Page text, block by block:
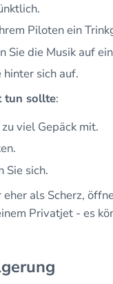
Piloten ein
Sie die Musik auf
hinter sich auf.
tun sollte:
viel Gepäck mit.
Sie sich.
als Scherz,
Privatjet - es